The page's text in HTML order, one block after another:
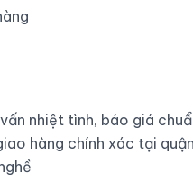
nhiệt tình, báo giá
hàng chính xác tại